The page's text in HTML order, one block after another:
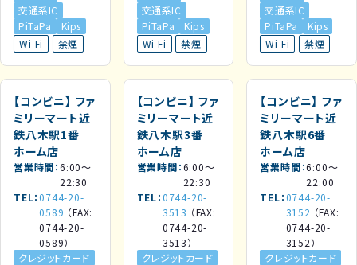
交通系IC
PiTaPa
Kips
Wi-Fi
禁煙
交通系IC
PiTaPa
Kips
Wi-Fi
禁煙
交通系IC
PiTaPa
Kips
Wi-Fi
禁煙
【コンビニ】 ファ
ミリーマート近
鉄八木駅1番
ホーム店
営業時間 6:00～
22:30
TEL 0744-20-
0589 （FAX:
0744-20-
0589）
クレジットカード
【コンビニ】 ファ
ミリーマート近
鉄八木駅3番
ホーム店
営業時間 6:00～
22:30
TEL 0744-20-
3513 （FAX:
0744-20-
3513）
クレジットカード
【コンビニ】 ファ
ミリーマート近
鉄八木駅6番
ホーム店
営業時間 6:00～
22:00
TEL 0744-20-
3152 （FAX:
0744-20-
3152）
クレジットカード